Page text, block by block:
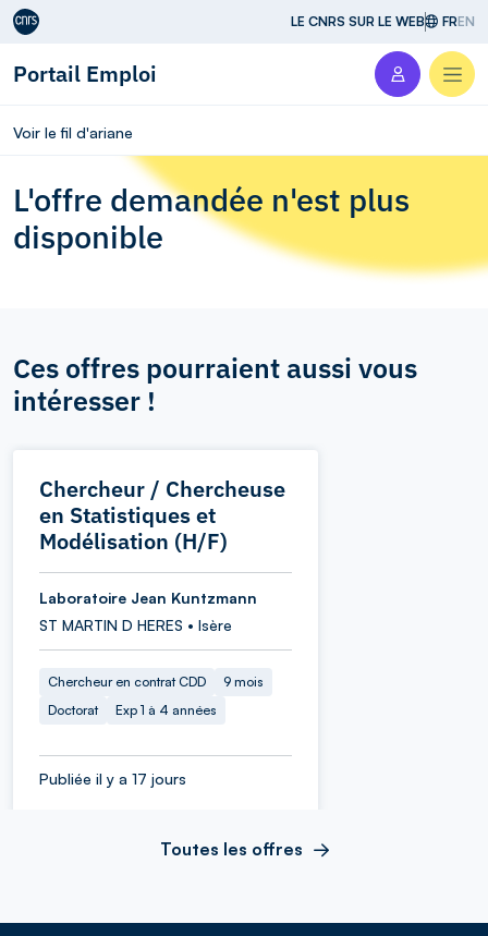
Aller au contenu LE CNRS SUR LE WEB FREN
Portail Emploi
Voir le fil d'ariane
L'offre demandée n'est plus
disponible
Ces offres pourraient aussi vous
intéresser !
Chercheur / Chercheuse
en Statistiques et
Modélisation (H/F)
Laboratoire Jean Kuntzmann
ST MARTIN D HERES • Isère
Chercheur en contrat CDD
9 mois
Doctorat
Exp 1 à 4 années
Publiée il y a 17 jours
Toutes les offres